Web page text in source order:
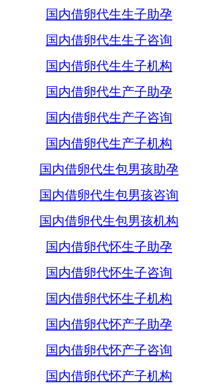
国内借卵代生生子助孕
国内借卵代生生子咨询
国内借卵代生生子机构
国内借卵代生产子助孕
国内借卵代生产子咨询
国内借卵代生产子机构
国内借卵代生包男孩助孕
国内借卵代生包男孩咨询
国内借卵代生包男孩机构
国内借卵代怀生子助孕
国内借卵代怀生子咨询
国内借卵代怀生子机构
国内借卵代怀产子助孕
国内借卵代怀产子咨询
国内借卵代怀产子机构